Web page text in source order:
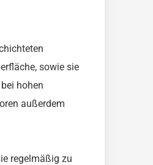
sowie sie
hohen
außerdem
regelmäßig zu